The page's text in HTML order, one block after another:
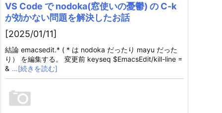
VS Code で nodoka(窓使いの憂鬱) の C-k
が効かない問題を解決したお話
[2025/01/11]
結論 emacsedit.* ( * は nodoka だったり mayu だった
り） を編集する。 変更前 keyseq $EmacsEdit/kill-line =
& …[続きを読む]